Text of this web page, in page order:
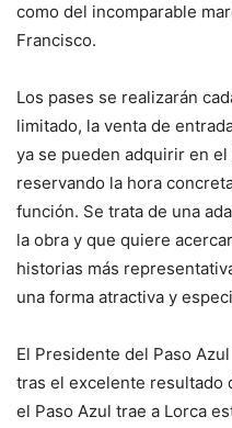
como del incomparable
Francisco.
Los pases se realizarán
limitado, la venta de
ya se pueden adquirir en
reservando la hora
función. Se trata de una
la obra y que quiere
historias más
una forma atractiva y
El Presidente del Paso
tras el excelente resultado
el Paso Azul trae a Lorca